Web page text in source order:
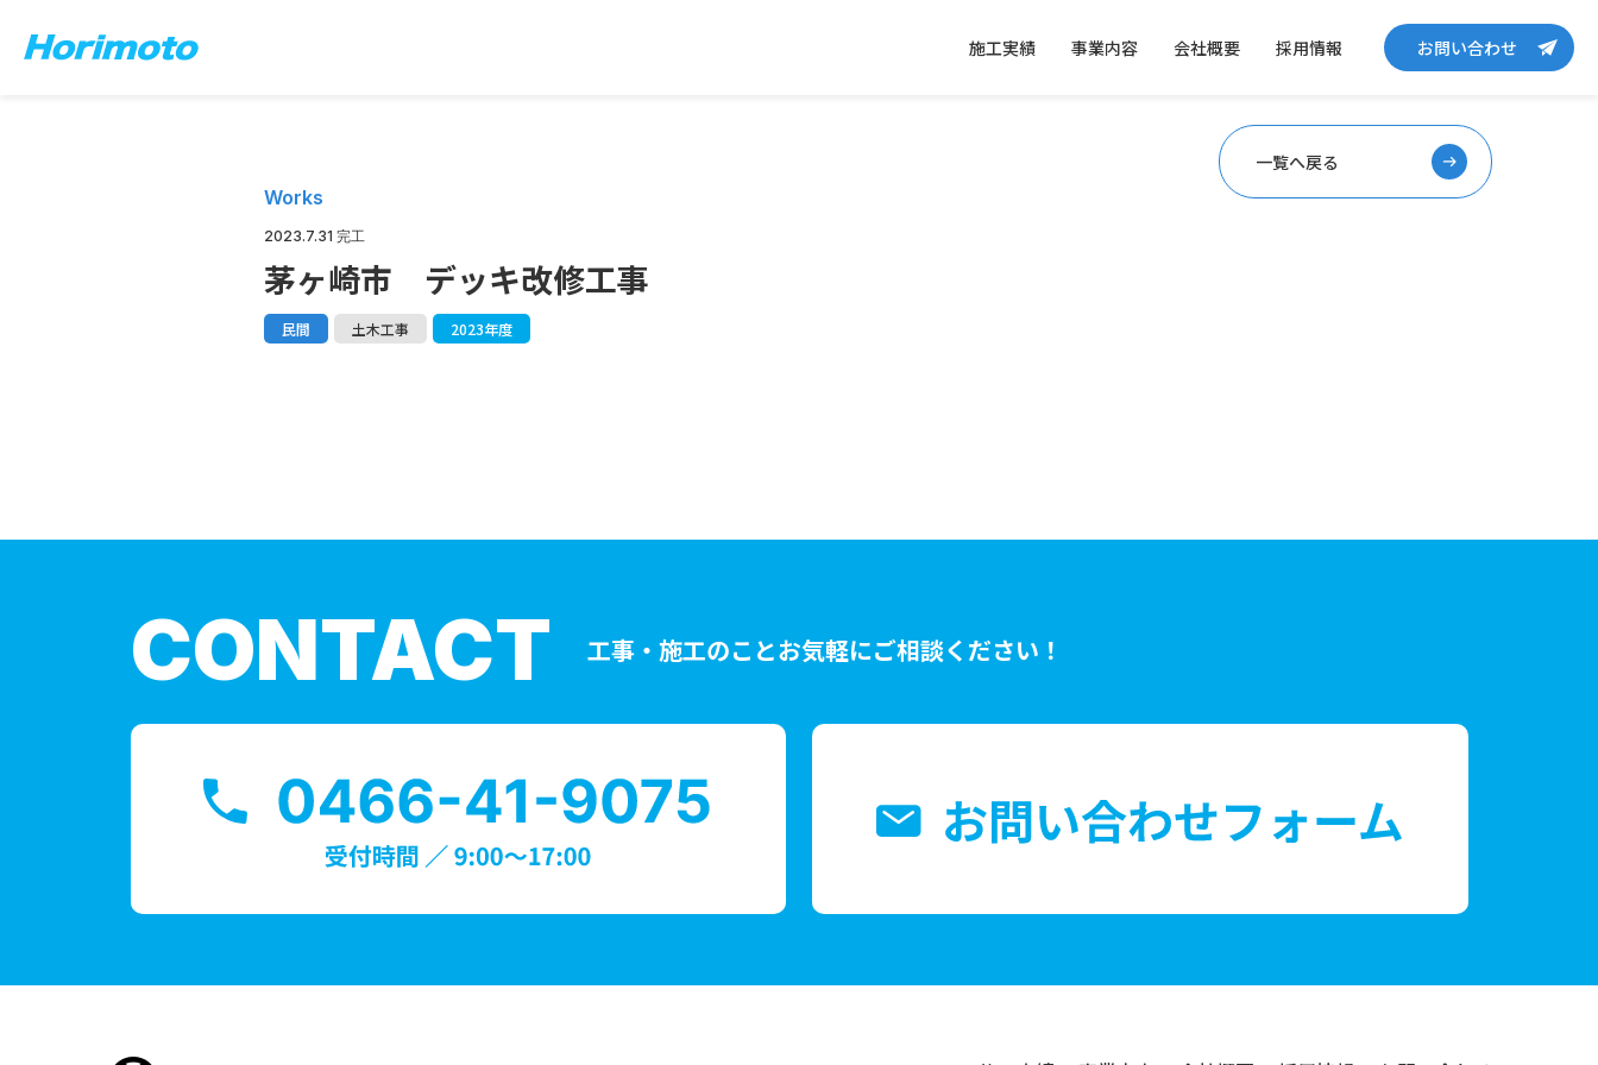
施工実績 事業内容 会社概要 採用情報 お問い合わせ
Works
2023.7.31 完工
茅ヶ崎市 デッキ改修工事
民間 土木工事 2023年度
一覧へ戻る
CONTACT 工事・施工のことお気軽にご相談ください！